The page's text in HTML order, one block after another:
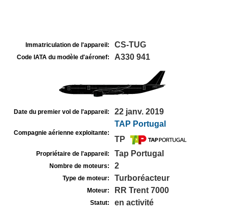
Immatriculation de l'appareil: CS-TUG
Code IATA du modèle d'aéronef: A330 941
Date du premier vol de l'appareil: 22 janv. 2019
Compagnie aérienne exploitante:
TAP Portugal
TP
Propriétaire de l'appareil: Tap Portugal
Nombre de moteurs: 2
Type de moteur: Turboréacteur
Moteur: RR Trent 7000
Statut: en activité